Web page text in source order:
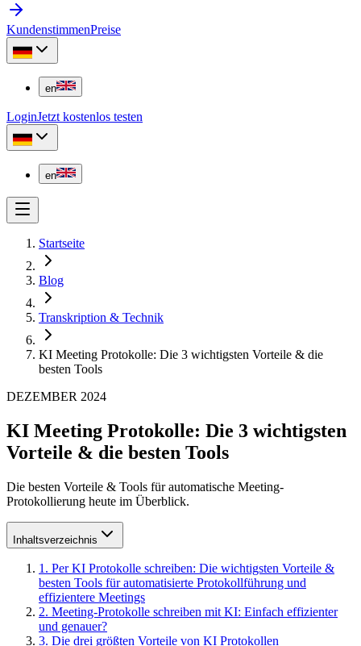
KundenstimmenPreise
en
LoginJetzt kostenlos testen
en
Startseite
Blog
Transkription & Technik
KI Meeting Protokolle: Die 3 wichtigsten Vorteile & die
besten Tools
DEZEMBER 2024
KI Meeting Protokolle: Die 3 wichtigsten
Vorteile & die besten Tools
Die besten Vorteile & Tools für automatische Meeting-
Protokollierung heute im Überblick.
Inhaltsverzeichnis
1 . Per KI Protokolle schreiben: Die wichtigsten Vorteile &
besten Tools für automatisierte Protokollführung und
effizientere Meetings
2. Meeting-Protokolle schreiben mit KI: Einfach effizienter
und genauer?
3. Die drei größten Vorteile von KI Protokollen